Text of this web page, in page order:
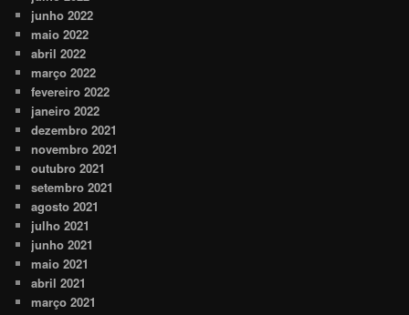
junho 2022
maio 2022
abril 2022
março 2022
fevereiro 2022
janeiro 2022
dezembro 2021
novembro 2021
outubro 2021
setembro 2021
agosto 2021
julho 2021
junho 2021
maio 2021
abril 2021
março 2021